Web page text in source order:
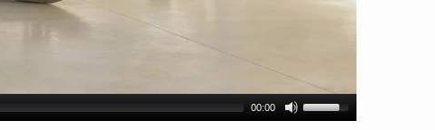
00:00